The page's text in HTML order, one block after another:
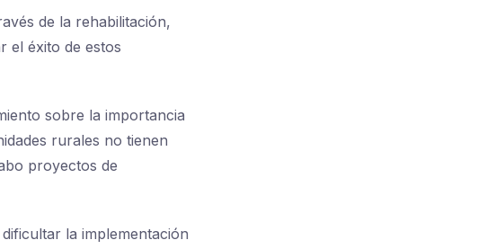
de la rehabilitación,
el éxito de estos
sobre la importancia
rurales no tienen
proyectos de
la implementación